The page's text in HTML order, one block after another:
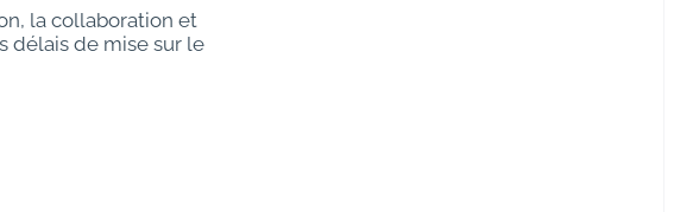
la collaboration et
délais de mise sur le